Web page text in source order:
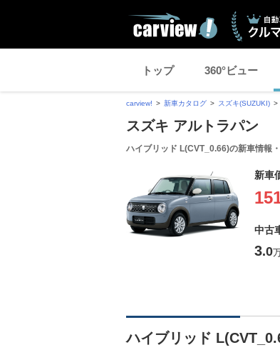
トップ 360°ビュー
carview! 新車カタログ スズキ(SUZUKI)
スズキ アルトラパン
ハイブリッド L(CVT_0.66)の新車情報
新車
中古
3.0
ハイブリッド